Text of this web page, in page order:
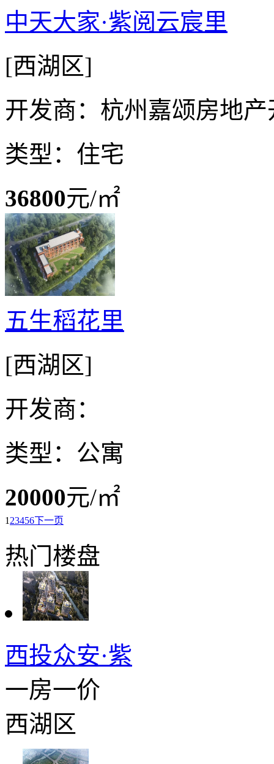
中天大家·紫阅云宸里
[西湖区]
开发商：杭州嘉颂房地
类型：住宅
36800元/㎡
五生稻花里
[西湖区]
开发商：
类型：公寓
20000元/㎡
1 23456下一页
热门楼盘
西投众安·紫
一房一价
西湖区